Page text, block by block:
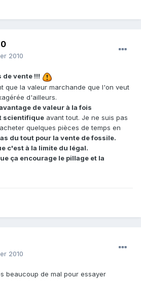
2010
de vente !!!
que la valeur marchande que l'on veut
d'ailleurs.
de valeur à la fois
scientifique avant tout. Je ne suis pas
quelques pièces de temps en
du tout pour la vente de fossile.
c'est à la limite du légal.
ça encourage le pillage et la
2010
beaucoup de mal pour essayer